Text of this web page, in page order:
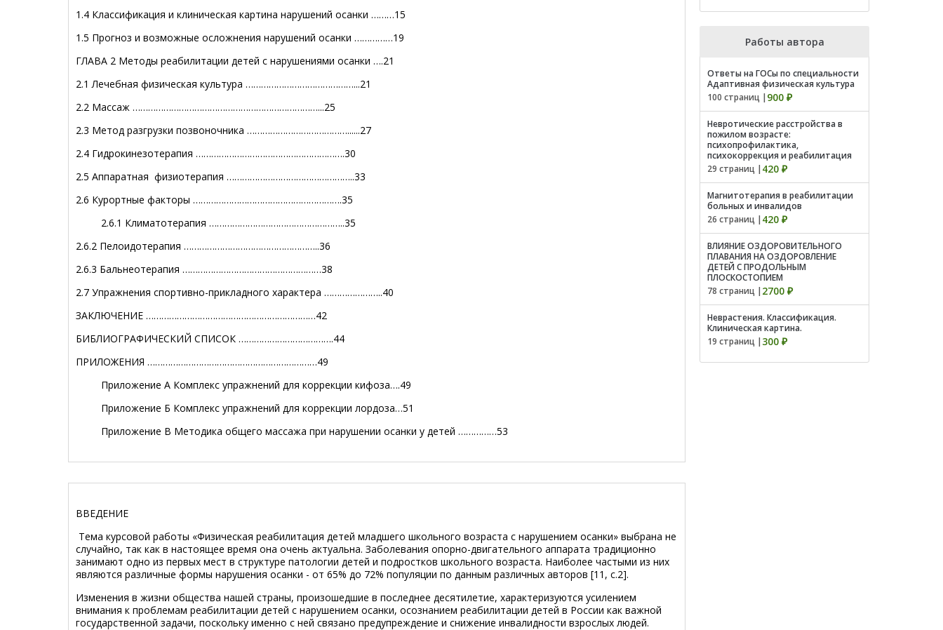
1.4 Классификация и клиническая картина нарушений осанки ………15
1.5 Прогноз и возможные осложнения нарушений осанки ……………19
ГЛАВА 2 Методы реабилитации детей с нарушениями осанки ….21
2.1 Лечебная физическая культура ……………………………………...21
2.2 Массаж ………………………………………………………………...25
2.3 Метод разгрузки позвоночника …………………………………......27
2.4 Гидрокинезотерапия ………………………………………………….30
2.5 Аппаратная физиотерапия …………………………………………..33
2.6 Курортные факторы ………………………………………………….35
2.6.1 Климатотерапия ……………………………………………..35
2.6.2 Пелоидотерапия ……………………………………………..36
2.6.3 Бальнеотерапия ………………………………………………38
2.7 Упражнения спортивно-прикладного характера …………………..40
ЗАКЛЮЧЕНИЕ …………………………………………………………42
БИБЛИОГРАФИЧЕСКИЙ СПИСОК ……………………………….44
ПРИЛОЖЕНИЯ …………………………………………………………49
Приложение А Комплекс упражнений для коррекции кифоза….49
Приложение Б Комплекс упражнений для коррекции лордоза…51
Приложение В Методика общего массажа при нарушении осанки у детей ……………53
ВВЕДЕНИЕ
Тема курсовой работы «Физическая реабилитация детей младшего школьного возраста с нарушением осанки» выбрана не
случайно, так как в настоящее время она очень актуальна. Заболевания опорно-двигательного аппарата традиционно
занимают одно из первых мест в структуре патологии детей и подростков школьного возраста. Наиболее частыми из них
являются различные формы нарушения осанки - от 65% до 72% популяции по данным различных авторов [11, с.2].
Изменения в жизни общества нашей страны, произошедшие в последнее десятилетие, характеризуются усилением
внимания к проблемам реабилитации детей с нарушением осанки, осознанием реабилитации детей в России как важной
государственной задачи, поскольку именно с ней связано предупреждение и снижение инвалидности взрослых людей.
Работы автора
Ответы на ГОСы по специальности
Адаптивная физическая культура
100 страниц | 900 ₽
Невротические расстройства в
пожилом возрасте:
психопрофилактика,
психокоррекция и реабилитация
29 страниц | 420 ₽
Магнитотерапия в реабилитации
больных и инвалидов
26 страниц | 420 ₽
ВЛИЯНИЕ ОЗДОРОВИТЕЛЬНОГО
ПЛАВАНИЯ НА ОЗДОРОВЛЕНИЕ
ДЕТЕЙ С ПРОДОЛЬНЫМ
ПЛОСКОСТОПИЕМ
78 страниц | 2700 ₽
Неврастения. Классификация.
Клиническая картина.
19 страниц | 300 ₽